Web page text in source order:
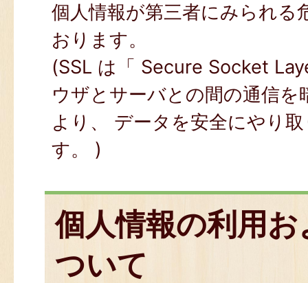
個人情報が第三者にみられる
おります。
(SSL は「 Secure Socket
ウザとサーバとの間の通信を
より、 データを安全にやり
す。 )
個人情報の利用
ついて